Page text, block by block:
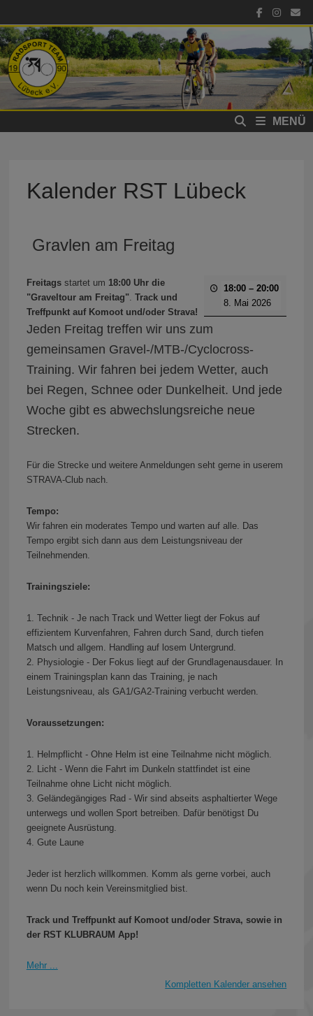
springen
MENÜ
Kalender RST Lübeck
Gravlen am Freitag
18:00 – 20:00
8. Mai 2026
Freitags startet um 18:00 Uhr die
"Graveltour am Freitag". Track und
Treffpunkt auf Komoot und/oder Strava!
Jeden Freitag treffen wir uns zum
gemeinsamen Gravel-/MTB-/Cyclocross-
Training. Wir fahren bei jedem Wetter, auch
bei Regen, Schnee oder Dunkelheit. Und jede
Woche gibt es abwechslungsreiche neue
Strecken.
Für die Strecke und weitere Anmeldungen seht gerne in userem
STRAVA-Club nach.
Tempo:
Wir fahren ein moderates Tempo und warten auf alle. Das
Tempo ergibt sich dann aus dem Leistungsniveau der
Teilnehmenden.
Trainingsziele:
1. Technik - Je nach Track und Wetter liegt der Fokus auf
effizientem Kurvenfahren, Fahren durch Sand, durch tiefen
Matsch und allgem. Handling auf losem Untergrund.
2. Physiologie - Der Fokus liegt auf der Grundlagenausdauer. In
einem Trainingsplan kann das Training, je nach
Leistungsniveau, als GA1/GA2-Training verbucht werden.
Voraussetzungen:
1. Helmpflicht - Ohne Helm ist eine Teilnahme nicht möglich.
2. Licht - Wenn die Fahrt im Dunkeln stattfindet ist eine
Teilnahme ohne Licht nicht möglich.
3. Geländegängiges Rad - Wir sind abseits asphaltierter Wege
unterwegs und wollen Sport betreiben. Dafür benötigst Du
geeignete Ausrüstung.
4. Gute Laune
Jeder ist herzlich willkommen. Komm als gerne vorbei, auch
wenn Du noch kein Vereinsmitglied bist.
Track und Treffpunkt auf Komoot und/oder Strava, sowie in
der RST KLUBRAUM App!
Mehr ...
Kompletten Kalender ansehen